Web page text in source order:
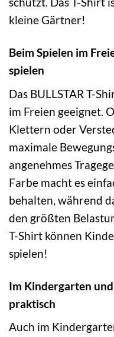
kleine Gärtner!
Beim Spielen im
spielen
Das BULLSTAR T-
im Freien geeignet.
Klettern oder
maximale
angenehmes
Farbe macht es
behalten, während
den größten
T-Shirt können
spielen!
Im Kindergarten
praktisch
Auch im